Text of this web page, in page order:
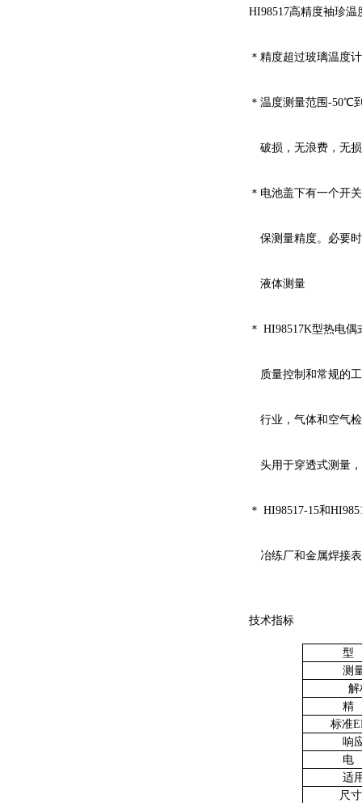
HI98517高精度袖珍温
＊ 精度超过玻璃温度
＊ 温度测量范围 -50℃
破损，无浪费，无
＊ 电池盖下有一个开
保测量精度。必要
液体测量
＊ HI98517K型热电偶
质量控制和常规的
行业，气体和空气
头用于穿透式测量
＊ HI98517-15和
冶练厂和金属焊接
技术指标
测
解
标准
响
适
尺寸